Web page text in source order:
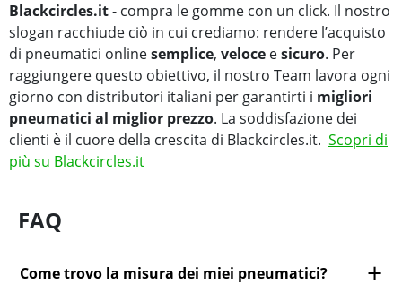
Blackcircles.it- compra le gomme con un click. Il nostro
slogan racchiude ciò in cui crediamo: rendere l’acquisto
di pneumatici onlinesemplice, veloce esicuro. Per
raggiungere questo obiettivo, il nostro Team lavora ogni
giorno con distributori italiani per garantirti i migliori
pneumatici al miglior prezzo. La soddisfazione dei
clienti è il cuore della crescita di Blackcircles.it. Scopri di
più su Blackcircles.it
FAQ
Come trovo la misura dei miei pneumatici?